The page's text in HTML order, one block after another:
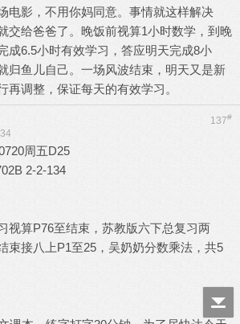
电影，不用你妈同意。事情就这样解决
交给爸爸了。晚饭前视算1小时数学，到晚
成6.5小时有效学习，答应明天完成8小
归鱼儿自己。一场风波结束，明天又是新
再调整，保证每天的有效学习。
137#
周五D25
2-2-134
视算P76至结束，苏教版六下总复习两
束接八上P1至25，吴奶奶分数乘法，共5